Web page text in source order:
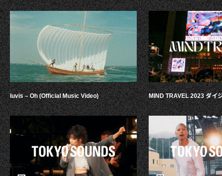
luvis – Oh (Official Music Video) MIND TRAVEL 2023 ダイ